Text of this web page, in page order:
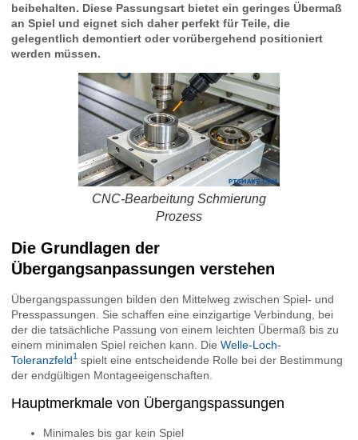
beibehalten. Diese Passungsart bietet ein geringes Übermaß
an Spiel und eignet sich daher perfekt für Teile, die
gelegentlich demontiert oder vorübergehend positioniert
werden müssen.
CNC-Bearbeitung Schmierung
Prozess
Die Grundlagen der
Übergangsanpassungen verstehen
Übergangspassungen bilden den Mittelweg zwischen Spiel- und
Presspassungen. Sie schaffen eine einzigartige Verbindung, bei
der die tatsächliche Passung von einem leichten Übermaß bis zu
einem minimalen Spiel reichen kann. Die Welle-Loch-
Toleranzfeld1 spielt eine entscheidende Rolle bei der Bestimmung
der endgültigen Montageeigenschaften.
Hauptmerkmale von Übergangspassungen
Minimales bis gar kein Spiel